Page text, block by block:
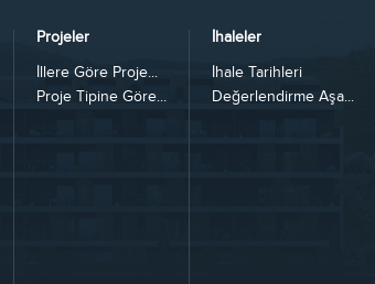
Projeler
İllere Göre Proje...
Proje Tipine Göre...
İhaleler
İhale Tarihleri
Değerlendirme Aşa...